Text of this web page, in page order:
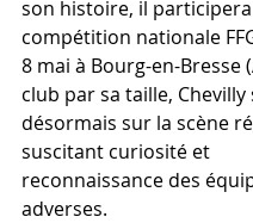
son histoire, il
compétition nationale
8 mai à Bourg-en-Bresse
club par sa taille, Chevilly
désormais sur la scène
suscitant curiosité et
reconnaissance des
adverses.